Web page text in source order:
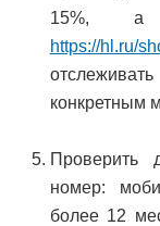
15%, а
https://hl.ru/
конкретным
Проверить
номер:
более 12